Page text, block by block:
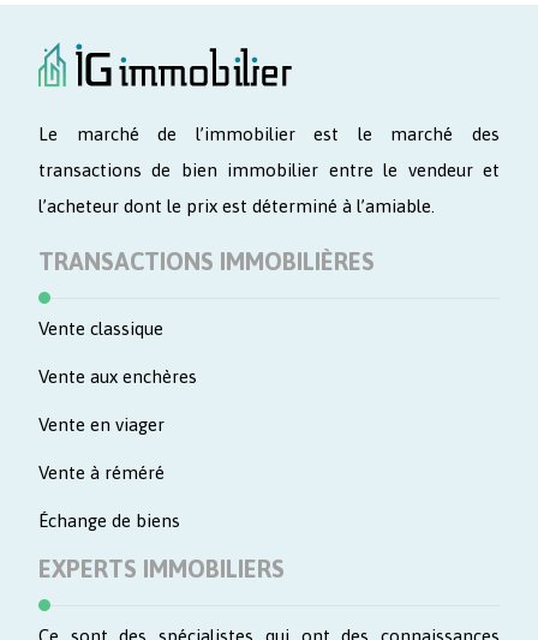
Le marché de l’immobilier est le marché des
transactions de bien immobilier entre le vendeur et
l’acheteur dont le prix est déterminé à l’amiable.
TRANSACTIONS IMMOBILIÈRES
Vente classique
Vente aux enchères
Vente en viager
Vente à réméré
Échange de biens
EXPERTS IMMOBILIERS
Ce sont des spécialistes qui ont des connaissances